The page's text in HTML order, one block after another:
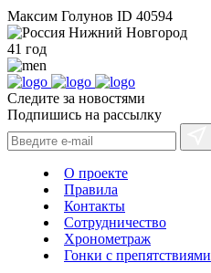
Максим Голунов ID 40594
Нижний Новгород
41 год
Следите за новостями
Подпишись на рассылку
О проекте
Правила
Контакты
Сотрудничество
Хронометраж
Гонки с препятствиями